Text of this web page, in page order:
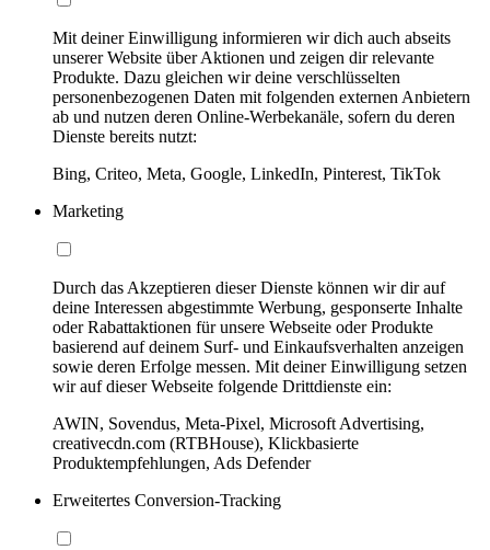
Mit deiner Einwilligung informieren wir dich auch abseits
unserer Website über Aktionen und zeigen dir relevante
Produkte. Dazu gleichen wir deine verschlüsselten
personenbezogenen Daten mit folgenden externen Anbietern
ab und nutzen deren Online-Werbekanäle, sofern du deren
Dienste bereits nutzt:
Bing, Criteo, Meta, Google, LinkedIn, Pinterest, TikTok
Marketing
Durch das Akzeptieren dieser Dienste können wir dir auf
deine Interessen abgestimmte Werbung, gesponserte Inhalte
oder Rabattaktionen für unsere Webseite oder Produkte
basierend auf deinem Surf- und Einkaufsverhalten anzeigen
sowie deren Erfolge messen. Mit deiner Einwilligung setzen
wir auf dieser Webseite folgende Drittdienste ein:
AWIN, Sovendus, Meta-Pixel, Microsoft Advertising,
creativecdn.com (RTBHouse), Klickbasierte
Produktempfehlungen, Ads Defender
Erweitertes Conversion-Tracking